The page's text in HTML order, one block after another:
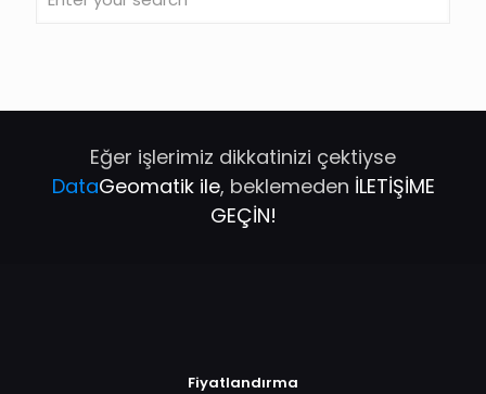
Eğer işlerimiz dikkatinizi çektiyse
DataGeomatik ile, beklemeden İLETİŞİME
GEÇİN!
Fiyatlandırma